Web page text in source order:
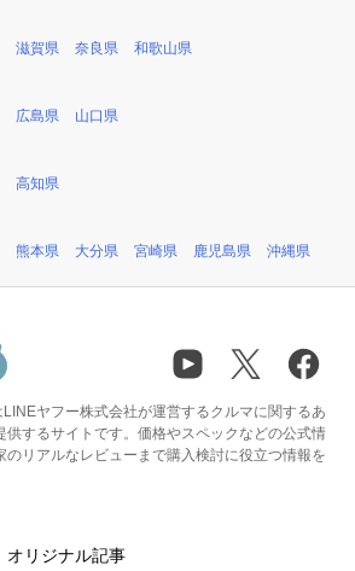
滋賀県 奈良県 和歌山県
広島県 山口県
高知県
熊本県 大分県 宮崎県 鹿児島県 沖縄県
ヤフー株式会社が運営するクルマに関するあ
供するサイトです。価格やスペックなどの公式情
のリアルなレビューまで購入検討に役立つ情報を
オリジナル記事